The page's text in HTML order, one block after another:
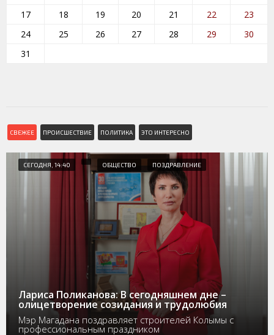
17
18 19 20 21 22
23
24
25 26 27 28 29
30
31
СВЕЖЕЕ ПРОИСШЕСТВИЕ ПОЛИТИКА ЭТО ИНТЕРЕСНО
СЕГОДНЯ, 14:40 ОБЩЕСТВО ПОЗДРАВЛЕНИЕ
Лариса Поликанова: В сегодняшнем дне –
олицетворение созидания и трудолюбия
Мэр Магадана поздравляет строителей Колымы с
профессиональным праздником